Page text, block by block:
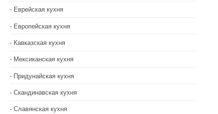
Еврейская кухня
Европейская кухня
Кавказская кухня
Мексиканская кухня
Придунайская кухня
Скандинавская кухня
Славянская кухня